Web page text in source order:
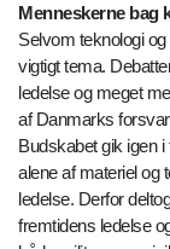
Menneskerne bag
Selvom teknologi
vigtigt tema.
ledelse og meget
af Danmarks
Budskabet gik igen
alene af materiel og
ledelse. Derfor
fremtidens ledelse